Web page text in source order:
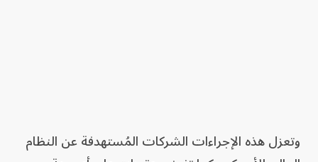
وتعزل هذه الإجراءات الشركات المُستهدفة عن النظام